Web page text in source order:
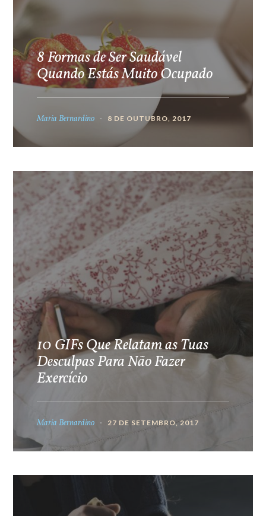
8 Formas de Ser Saudável
Quando Estás Muito Ocupado
Maria Bernardino 8 DE OUTUBRO, 2017
10 GIFs Que Relatam as Tuas
Desculpas Para Não Fazer
Exercício
Maria Bernardino 27 DE SETEMBRO, 2017